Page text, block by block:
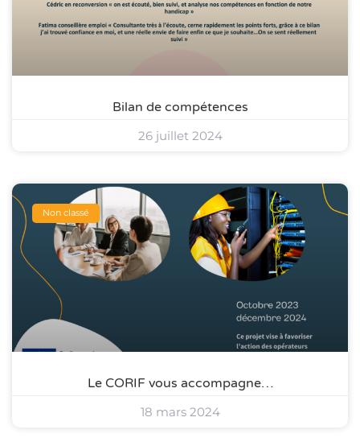
Bilan de compétences
26 juillet 2024
Non classé
Le CORIF vous accompagne…
18 mars 2024